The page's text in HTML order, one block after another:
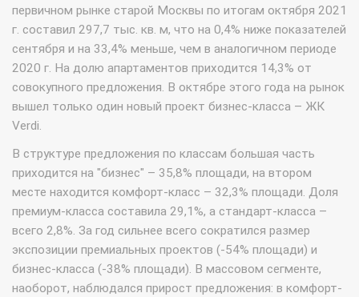
первичном рынке старой Москвы по итогам октября 2021
г. составил 297,7 тыс. кв. м, что на 0,4% ниже показателей
сентября и на 33,4% меньше, чем в аналогичном периоде
2020 г. На долю апартаментов приходится 14,3% от
совокупного предложения. В октябре этого года на рынок
вышел только один новый проект бизнес-класса – ЖК
Verdi.
В структуре предложения по классам большая часть
приходится на "бизнес" – 35,8% площади, на втором
месте находится комфорт-класс – 32,3% площади. Доля
премиум-класса составила 29,1%, а стандарт-класса –
всего 2,8%. За год сильнее всего сократился размер
экспозиции премиальных проектов (-54% площади) и
бизнес-класса (-38% площади). В массовом сегменте,
наоборот, наблюдался прирост предложения: в комфорт-